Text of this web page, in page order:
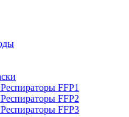
Респираторы FFP1
Респираторы FFP2
Респираторы FFP3